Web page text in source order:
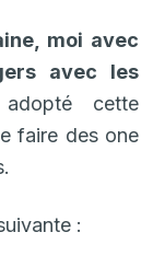
moi avec
avec les
cette
faire des one
: